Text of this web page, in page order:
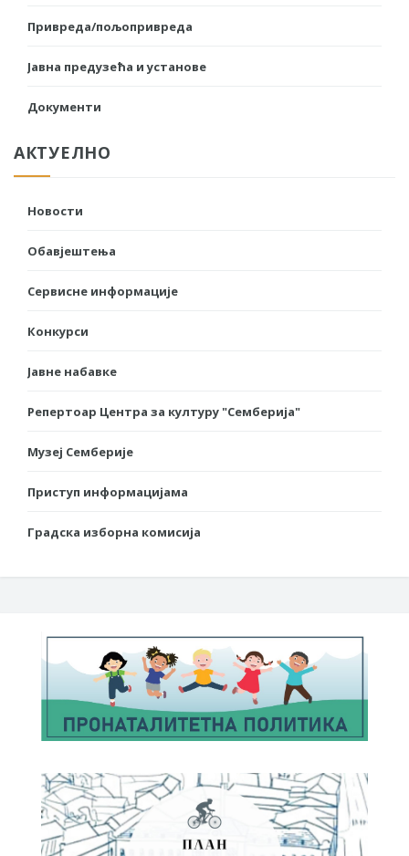
Привреда/пољопривреда
Јавна предузећа и установе
Документи
АКТУЕЛНО
Новости
Обавјештења
Сервисне информације
Конкурси
Јавне набавке
Репертоар Центра за културу "Семберија"
Музеј Семберије
Приступ информацијама
Градска изборна комисија